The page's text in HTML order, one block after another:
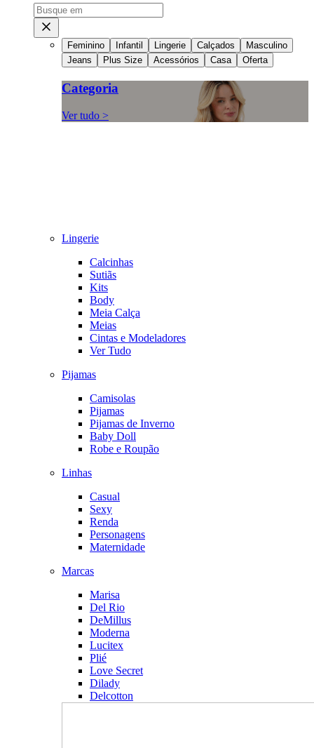
Feminino Infantil Lingerie Calçados
Masculino
Jeans
Plus Size Acessórios Casa Oferta
Categoria
Ver tudo >
Lingerie
Calcinhas
Sutiãs
Kits
Body
Meia Calça
Meias
Cintas e Modeladores
Ver Tudo
Pijamas
Camisolas
Pijamas
Pijamas de Inverno
Baby Doll
Robe e Roupão
Linhas
Casual
Sexy
Renda
Personagens
Maternidade
Marcas
Marisa
Del Rio
DeMillus
Moderna
Lucitex
Plié
Love Secret
Dilady
Delcotton